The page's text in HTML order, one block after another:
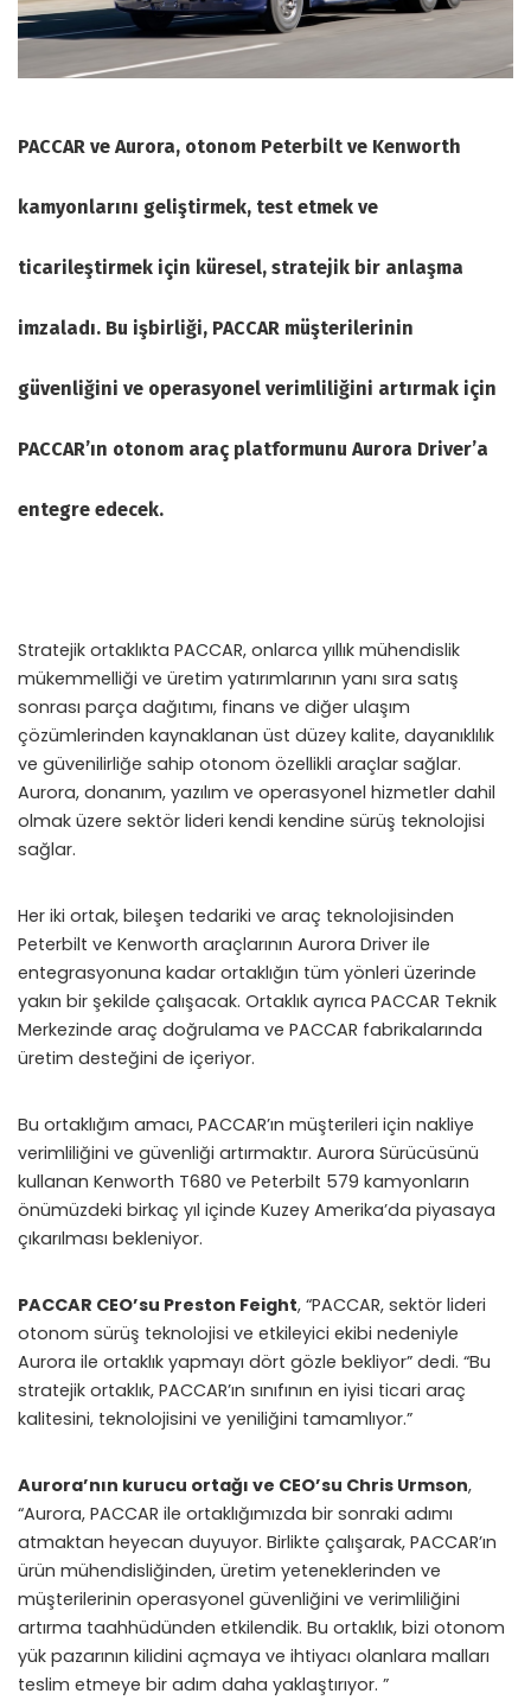
PACCAR ve Aurora, otonom Peterbilt ve Kenworth
kamyonlarını geliştirmek, test etmek ve
ticarileştirmek için küresel, stratejik bir anlaşma
imzaladı. Bu işbirliği, PACCAR müşterilerinin
güvenliğini ve operasyonel verimliliğini artırmak için
PACCAR’ın otonom araç platformunu Aurora Driver’a
entegre edecek.
Stratejik ortaklıkta PACCAR, onlarca yıllık mühendislik
mükemmelliği ve üretim yatırımlarının yanı sıra satış
sonrası parça dağıtımı, finans ve diğer ulaşım
çözümlerinden kaynaklanan üst düzey kalite, dayanıklılık
ve güvenilirliğe sahip otonom özellikli araçlar sağlar.
Aurora, donanım, yazılım ve operasyonel hizmetler dahil
olmak üzere sektör lideri kendi kendine sürüş teknolojisi
sağlar.
Her iki ortak, bileşen tedariki ve araç teknolojisinden
Peterbilt ve Kenworth araçlarının Aurora Driver ile
entegrasyonuna kadar ortaklığın tüm yönleri üzerinde
yakın bir şekilde çalışacak. Ortaklık ayrıca PACCAR Teknik
Merkezinde araç doğrulama ve PACCAR fabrikalarında
üretim desteğini de içeriyor.
Bu ortaklığım amacı, PACCAR’ın müşterileri için nakliye
verimliliğini ve güvenliği artırmaktır. Aurora Sürücüsünü
kullanan Kenworth T680 ve Peterbilt 579 kamyonların
önümüzdeki birkaç yıl içinde Kuzey Amerika’da piyasaya
çıkarılması bekleniyor.
PACCAR CEO’su Preston Feight, “PACCAR, sektör lideri
otonom sürüş teknolojisi ve etkileyici ekibi nedeniyle
Aurora ile ortaklık yapmayı dört gözle bekliyor” dedi. “Bu
stratejik ortaklık, PACCAR’ın sınıfının en iyisi ticari araç
kalitesini, teknolojisini ve yeniliğini tamamlıyor.”
Aurora’nın kurucu ortağı ve CEO’su Chris Urmson,
“Aurora, PACCAR ile ortaklığımızda bir sonraki adımı
atmaktan heyecan duyuyor. Birlikte çalışarak, PACCAR’ın
ürün mühendisliğinden, üretim yeteneklerinden ve
müşterilerinin operasyonel güvenliğini ve verimliliğini
artırma taahhüdünden etkilendik. Bu ortaklık, bizi otonom
yük pazarının kilidini açmaya ve ihtiyacı olanlara malları
teslim etmeye bir adım daha yaklaştırıyor. ”